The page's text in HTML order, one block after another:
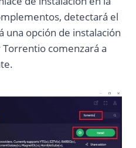
detectará el
opción de instalación
Torrentio comenzará a